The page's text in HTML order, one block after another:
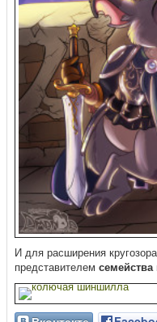
И для расширения
представителем